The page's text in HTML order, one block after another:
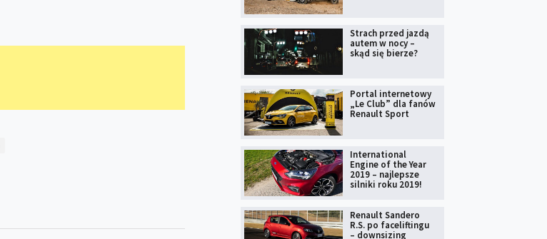
Strach przed jazdą
autem w nocy –
skąd się bierze?
Portal internetowy
„Le Club” dla fanów
Renault Sport
International
Engine of the Year
2019 – najlepsze
silniki roku 2019!
Renault Sandero
R.S. po faceliftingu
– downsizing